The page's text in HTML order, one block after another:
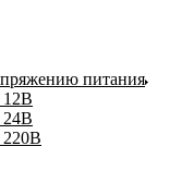
питания
12В
24В
220В